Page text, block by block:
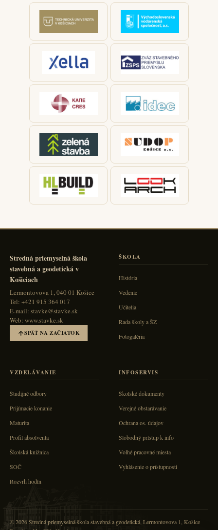
Stredná priemyselná škola
stavebná a geodetická v
Košiciach
Lermontovova 1, 040 01 Košice
Tel: +421 915 364 017
E-mail: stavke@stavke.sk
Web: www.stavke.sk
SPÄŤ NA ZAČIATOK
ŠKOLA
História
Vedenie
Učitelia
Rada školy a ŠZ
Fotogaléria
VZDELÁVANIE
Študijné odbory
Prijímacie konanie
Maturita
Profil absolventa
Školská knižnica
SOČ
Rozvrh hodín
INFOSERVIS
Školské dokumenty
Verejné obstarávanie
Ochrana os. údajov
Slobodný prístup k info
Voľné pracovné miesta
Vyhlásenie o prístupnosti
© 2026 Stredná priemyselná škola stavebná a geodetická, Lermontovova 1, Košice